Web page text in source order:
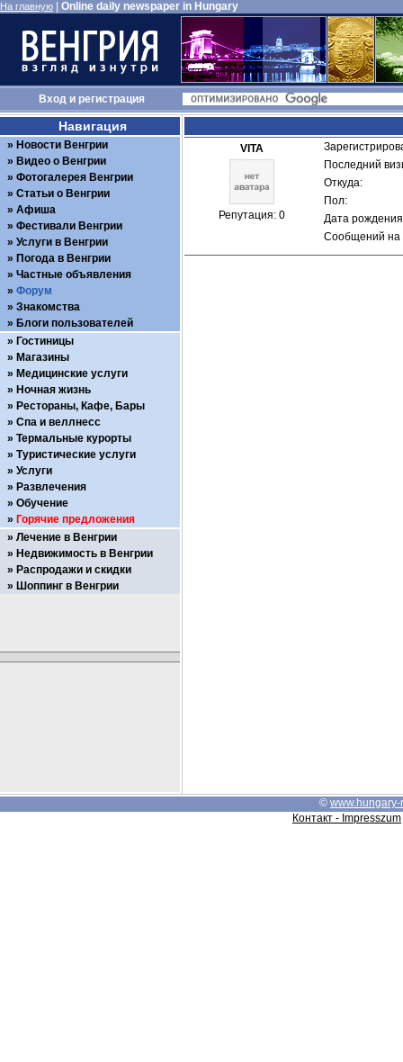
На главную Online daily newspaper in Hungary
Входи регистрация
VITA
Репутация: 0
Последний
Откуда:
Пол:
Дата
Сообщений на
Навигация
Новости Венгрии
Видео о Венгрии
Фотогалерея Венгрии
Статьи о Венгрии
Афиша
Фестивали Венгрии
Услуги в Венгрии
Погода в Венгрии
Частные объявления
Форум
Знакомства
Блоги пользователей
Гостиницы
Магазины
Медицинские услуги
Ночная жизнь
Рестораны, Кафе, Бары
Спа и веллнесс
Термальные курорты
Туристические услуги
Услуги
Развлечения
Обучение
Горячие предложения
Лечение в Венгрии
Недвижимость в Венгрии
Распродажи и скидки
Шоппинг в Венгрии
© www.hungary-
Контакт - Impresszum